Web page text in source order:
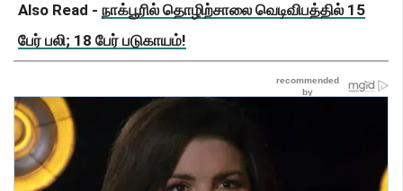
Also Read - நாக்பூரில் தொழிற்சாலை வெடிவிபத்தில் 15
பேர் பலி; 18 பேர் படுகாயம்!